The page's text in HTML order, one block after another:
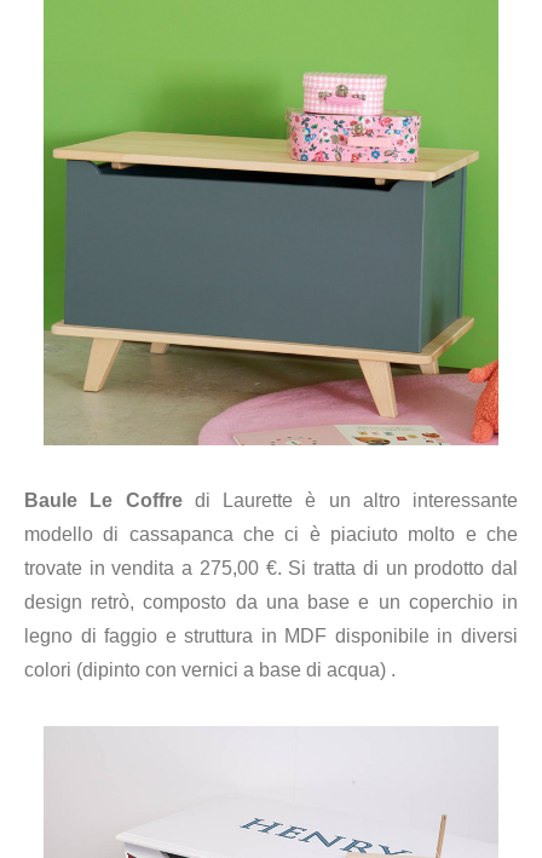
Baule Le Coffredi Laurette è un altro interessante
modello di cassapanca che ci è piaciuto molto e che
trovate in vendita a 275,00 €. Si tratta di un prodotto dal
design retrò, composto da una base e un coperchio in
legno di faggio e struttura in MDF disponibile in diversi
colori (dipinto con vernici a base di acqua) .